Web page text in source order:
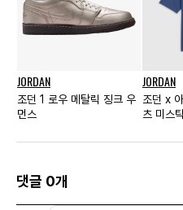
JORDAN
조던 1 로우 메탈릭 징크 우
먼스
JORDAN
조던 x
츠 미스
댓글 0개